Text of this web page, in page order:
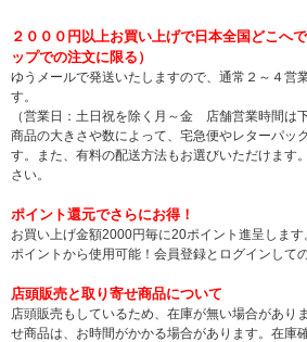
２０００円以上お買い上げで日本全国どこへ
ップでの注文に限る）
ゆうメールで発送いたしますので、通常２～４営
す。
（営業日：土日祝を除く月～金 店舗営業時間は
商品の大きさや数によって、宅急便やレターパッ
す。また、有料の配送方法もお選びいただけます
さい。
ポイント還元でさらにお得！
お買い上げ金額2000円毎に20ポイント進呈しま
ポイントから使用可能！会員登録とログインして
店頭販売と取り寄せ商品について
店頭販売もしているため、在庫が無い場合があり
せ商品は、お時間がかかる場合があります。在庫